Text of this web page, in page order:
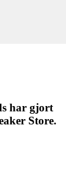
har gjort
Store.